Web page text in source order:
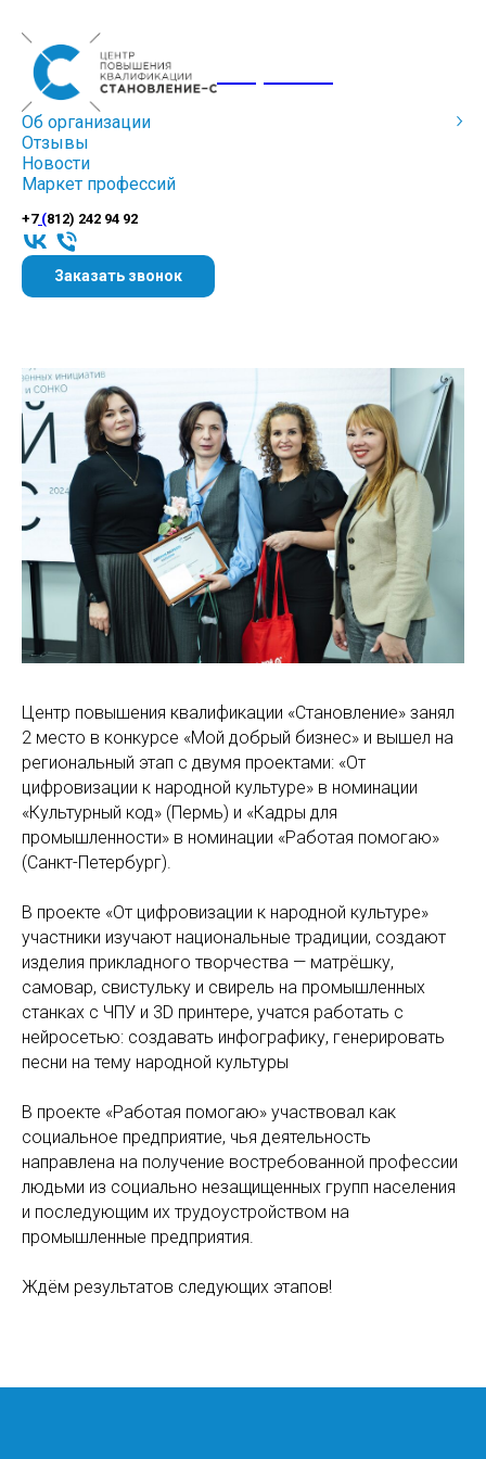
Об организации
Отзывы
Новости
Маркет профессий
+7(812) 242 94 92
Заказать звонок
ЦПК «Становление» — «Мой
Центр повышения квалификации «Становление» занял
2 место в конкурсе «Мой добрый бизнес» и вышел на
региональный этап с двумя проектами: «От
цифровизации к народной культуре» в номинации
«Культурный код» (Пермь) и «Кадры для
промышленности» в номинации «Работая помогаю»
(Санкт-Петербург).
В проекте «От цифровизации к народной культуре»
участники изучают национальные традиции, создают
изделия прикладного творчества — матрёшку,
самовар, свистульку и свирель на промышленных
станках с ЧПУ и 3D принтере, учатся работать с
нейросетью: создавать инфографику, генерировать
песни на тему народной культуры
В проекте «Работая помогаю» участвовал как
социальное предприятие, чья деятельность
направлена на получение востребованной профессии
людьми из социально незащищенных групп населения
и последующим их трудоустройством на
промышленные предприятия.
Ждём результатов следующих этапов!